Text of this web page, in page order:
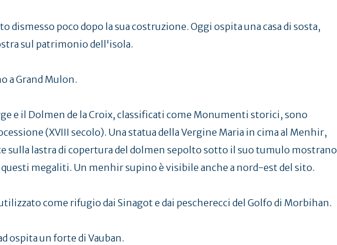
dismesso poco dopo la sua costruzione. Oggi ospita una casa di sosta,
sul patrimonio dell'isola.
a Grand Mulon.
e il Dolmen de la Croix, classificati come Monumenti storici, sono
(XVIII secolo). Una statua della Vergine Maria in cima al Menhir,
sulla lastra di copertura del dolmen sepolto sotto il suo tumulo mostrano
megaliti. Un menhir supino è visibile anche a nord-est del sito.
come rifugio dai Sinagot e dai pescherecci del Golfo di Morbihan.
ospita un forte di Vauban.